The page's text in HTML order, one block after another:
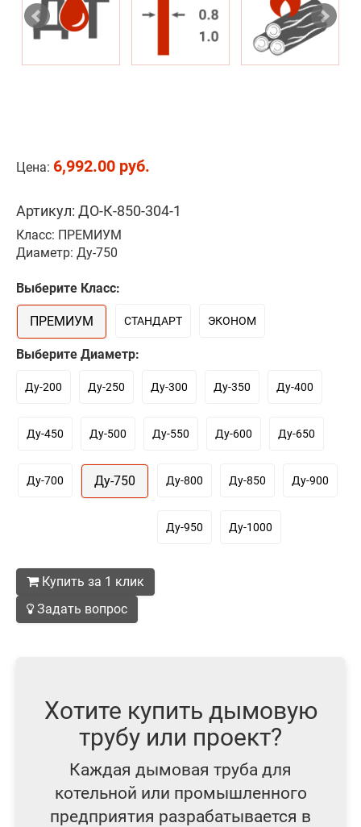
Цена: 6,992.00 руб.
Артикул: ДО-К-850-304-1
Класс: ПРЕМИУМ
Диаметр: Ду-750
Выберите Класс:
ПРЕМИУМ СТАНДАРТ ЭКОНОМ
Выберите Диаметр:
Ду-200 Ду-250 Ду-300 Ду-350 Ду-400
Ду-450 Ду-500 Ду-550 Ду-600 Ду-650
Ду-700 Ду-750 Ду-800 Ду-850 Ду-900
Ду-950 Ду-1000
Купить за 1 клик
Задать вопрос
Хотите купить дымовую
трубу или проект?
Каждая дымовая труба для
котельной или промышленного
предприятия разрабатывается в